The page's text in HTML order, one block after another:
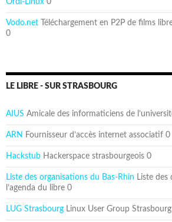
Ordi-Linux 0
Vodo.net Téléchargement en P2P de films
0
LE LIBRE - SUR STRASBOURG
AIUS Amicale des informaticiens de
ARN Fournisseur d’accès internet associatif 0
Hackstub Hackerspace strasbourgeois 0
Liste des organisations du Bas-Rhin Liste des
l’agenda du libre 0
LUG Strasbourg Linux User Group